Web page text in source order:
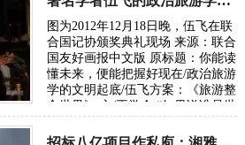
图为2012年12月18日晚，伍飞在联
合国记协颁奖典礼现场 来源：联合
国友好画报中文版 原标题：你能读
懂未来，便能把握好现在/政治旅游
学的文明起底/伍飞方案：《旅游整
合世界》 文/王学会 “如果说谁是世
界政治旅游学的奠基人，或许非华
人…